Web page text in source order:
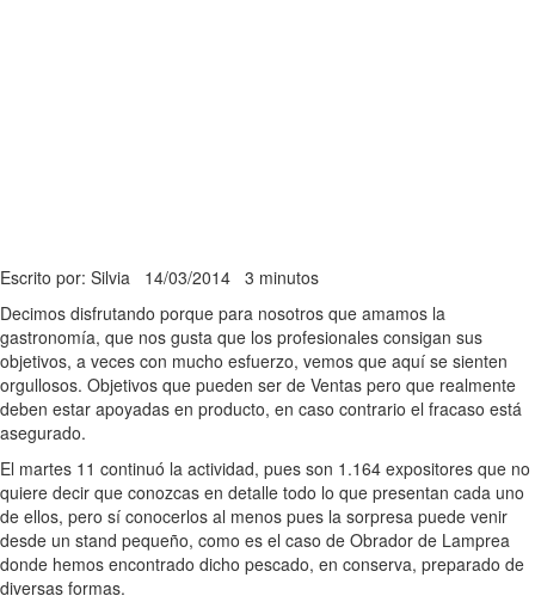
Escrito por: Silvia 14/03/2014 3 minutos
Decimos disfrutando porque para nosotros que amamos la
gastronomía, que nos gusta que los profesionales consigan sus
objetivos, a veces con mucho esfuerzo, vemos que aquí se sienten
orgullosos. Objetivos que pueden ser de Ventas pero que realmente
deben estar apoyadas en producto, en caso contrario el fracaso está
asegurado.
El martes 11 continuó la actividad, pues son 1.164 expositores que no
quiere decir que conozcas en detalle todo lo que presentan cada uno
de ellos, pero sí conocerlos al menos pues la sorpresa puede venir
desde un stand pequeño, como es el caso de Obrador de Lamprea
donde hemos encontrado dicho pescado, en conserva, preparado de
diversas formas.